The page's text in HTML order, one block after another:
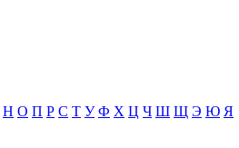
Н О П Р С Т У Ф Х Ц Ч Ш Щ Э Ю Я